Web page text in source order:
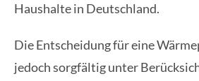
Haushalte in Deutschland.
Die Entscheidung für eine
jedoch sorgfältig unter